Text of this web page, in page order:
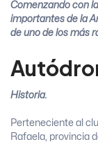
Comenzando con
importantes de la
de uno de los más
Historia.
Perteneciente al
Rafaela, provincia